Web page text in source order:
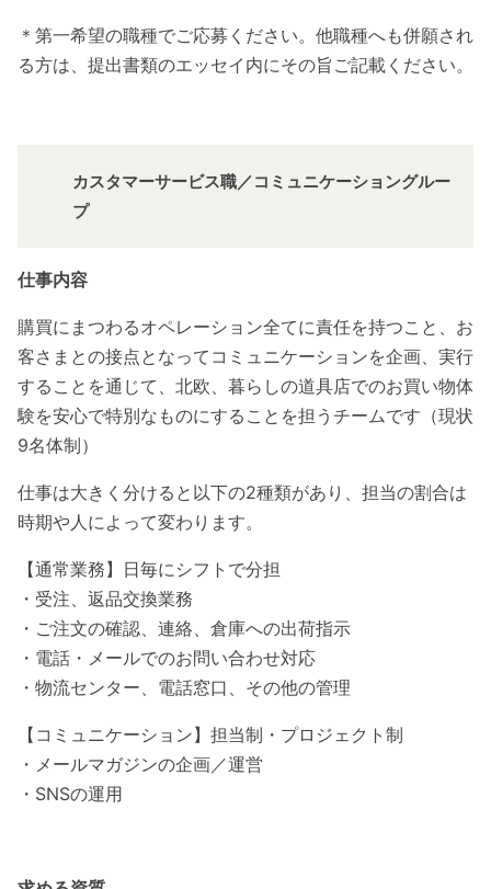
＊第一希望の職種でご応募ください。他職種へも併願され
る方は、提出書類のエッセイ内にその旨ご記載ください。
カスタマーサービス職／コミュニケーショングルー
プ
仕事内容
購買にまつわるオペレーション全てに責任を持つこと、お
客さまとの接点となってコミュニケーションを企画、実行
することを通じて、北欧、暮らしの道具店でのお買い物体
験を安心で特別なものにすることを担うチームです（現状
9名体制）
仕事は大きく分けると以下の2種類があり、担当の割合は
時期や人によって変わります。
【通常業務】日毎にシフトで分担
・受注、返品交換業務
・ご注文の確認、連絡、倉庫への出荷指示
・電話・メールでのお問い合わせ対応
・物流センター、電話窓口、その他の管理
【コミュニケーション】担当制・プロジェクト制
・メールマガジンの企画／運営
・SNSの運用